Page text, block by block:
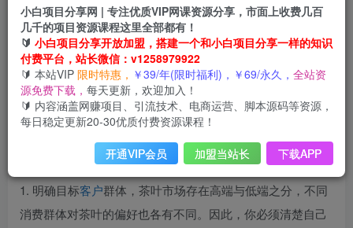
0 262 37
卖 茶叶的最好销售方法，卖茶叶的最好销售方法微商？
在吸引粉丝和引流之前，首要考虑的是一个关键问题：用户
为什么愿意关注你，成为你的粉丝，或购买你的茶叶？你的
产品有何独特之处？消费者能从中获得什么？是茶叶本身的
品质，还是附加的其他价值或体验？
1. 明确目标客户群体，茶叶市场存在高端与低端之分，不同
消费群体对茶叶的偏好也各有不同。因此，你必须清楚自己
小白项目分享网 | 专注优质VIP网课资源分享，市面上收费几百
几千的项目资源课程这里全部都有！
🔰 小白项目分享开放加盟，搭建一个和小白项目分享一样的知识
付费平台，站长微信：v1258979922
🔰 本站VIP 限时特惠， ￥39/年(限时福利)，￥69/永久， 全站资
源免费下载， 每天更新，欢迎加入！
🔰 内容涵盖网赚项目、引流技术、电商运营、脚本源码等资源，
每日稳定更新20-30优质付费资源课程！
开通VIP会员 加盟当站长 下载APP